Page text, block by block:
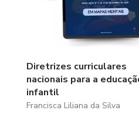
Diretrizes curriculares
nacionais para a
infantil
Francisca Liliana da Silva